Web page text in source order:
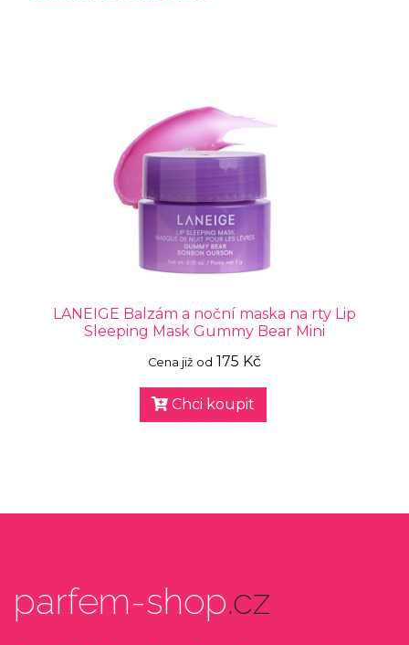
LANEIGE Balzám a noční maska na rty Lip
Sleeping Mask Gummy Bear Mini
Cena již od 175 Kč
Chci koupit
parfem-shop.cz